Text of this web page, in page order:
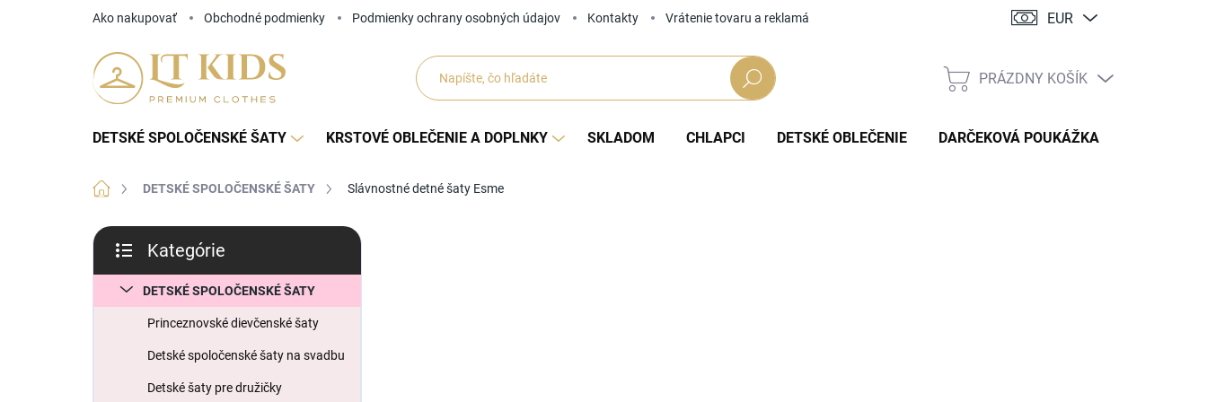
Ako nakupovať Obchodné podmienky Podmienky ochrany osobných údajov Kontakty Vrátenie tovaru a reklamácia EUR
Hľadať
NÁKUPNÝ
PRÁZDNY KOŠÍK
DETSKÉ SPOLOČENSKÉ ŠATY KRSTOVÉ OBLEČENIE A DOPLNKY SKLADOM CHLAPCI DETSKÉ OBLEČENIE DARČEKOVÁ POUKÁŽKA
DomovDETSKÉ SPOLOČENSKÉ ŠATY Slávnostné detné šaty Esme
B
č
ý
kategórie
Kategórie
DETSKÉ SPOLOČENSKÉ ŠATY
Princeznovské dievčenské šaty
Detské spoločenské šaty na svadbu
Detské šaty pre družičky